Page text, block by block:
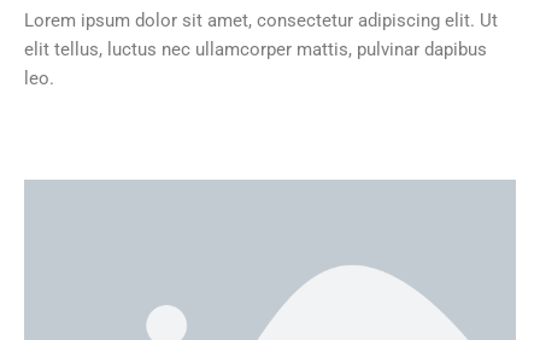
Lorem ipsum dolor sit amet, consectetur adipiscing elit. Ut
elit tellus, luctus nec ullamcorper mattis, pulvinar dapibus
leo.